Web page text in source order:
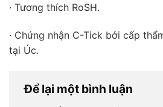
· Tương thích RoSH.
· Chứng nhận C-Tick bởi cấp
tại Úc.
Để lại một bình luận